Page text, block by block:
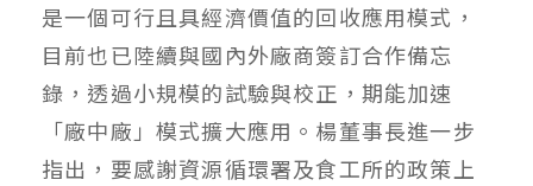
是一個可行且具經濟價值的回收應用模式，
目前也已陸續與國內外廠商簽訂合作備忘
錄，透過小規模的試驗與校正，期能加速
「廠中廠」模式擴大應用。楊董事長進一步
指出，要感謝資源循環署及食工所的政策上